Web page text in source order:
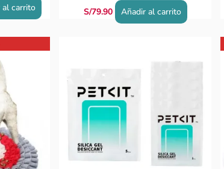
al carrito
S/79.90 Añadir al carrito